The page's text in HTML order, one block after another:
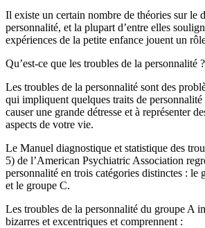
Il existe un certain nombre de théories sur le
personnalité, et la plupart d’entre elles
expériences de la petite enfance jouent un
Qu’est-ce que les troubles de la personnalité ?
Les troubles de la personnalité sont des
qui impliquent quelques traits de personnalité
causer une grande détresse et à représenter
aspects de votre vie.
Le Manuel diagnostique et statistique des
5) de l’American Psychiatric Association
personnalité en trois catégories distinctes : le
et le groupe C.
Les troubles de la personnalité du groupe A
bizarres et excentriques et comprennent :